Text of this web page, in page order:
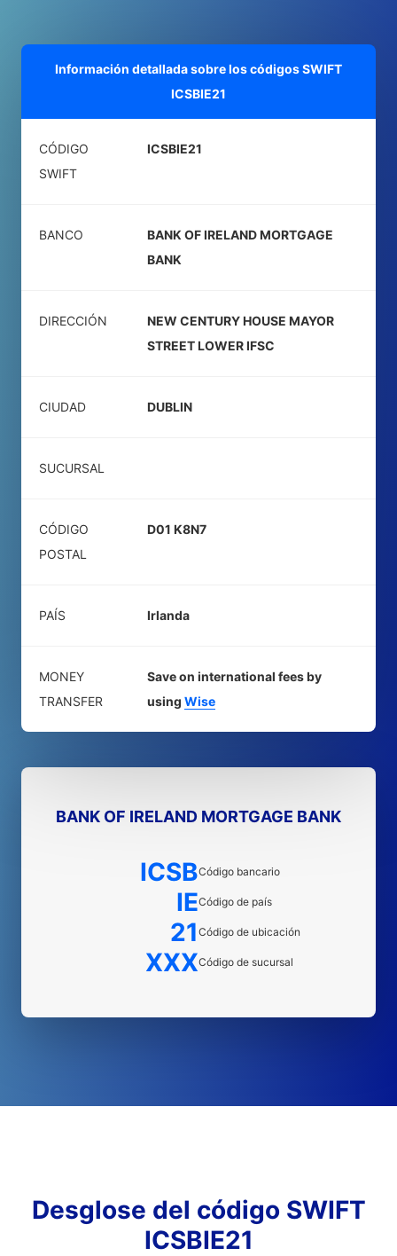
Información detallada sobre los códigos SWIFT
ICSBIE21
CÓDIGO
SWIFT
ICSBIE21
BANCO
BANK OF IRELAND MORTGAGE
BANK
DIRECCIÓN
NEW CENTURY HOUSE MAYOR
STREET LOWER IFSC
CIUDAD DUBLIN
SUCURSAL
CÓDIGO
POSTAL
D01 K8N7
PAÍS Irlanda
MONEY
TRANSFER
Save on international fees by
using Wise
BANK OF IRELAND MORTGAGE BANK
ICSBCódigo bancario
IECódigo de país
21 Código de ubicación
XXXCódigo de sucursal
Desglose del código SWIFT
ICSBIE21